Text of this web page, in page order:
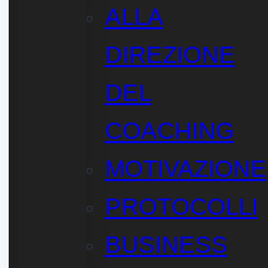
ALLA
DIREZIONE
DEL
COACHING
MOTIVAZIONE
PROTOCOLLI
BUSINESS